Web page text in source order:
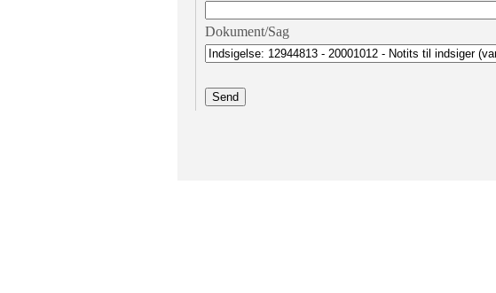
Dokument/Sag